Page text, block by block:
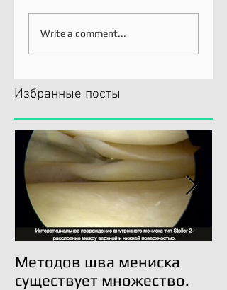
Write a comment...
Избранные посты
Методов шва мениска
существует множество.